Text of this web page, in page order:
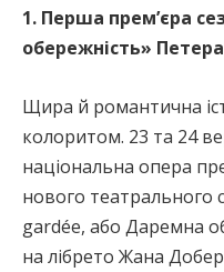
1. Перша прем’єра
обережність»
Щира й романтична
колоритом. 23 та 24
національна опера
нового театрального
gardée, або Даремна
на лібрето Жана